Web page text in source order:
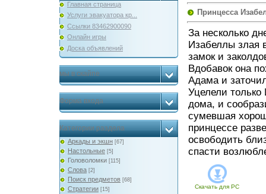
Главная страница
Услуги эвакуатора кр...
Ссылки 83462900090
Онлайн игры
Доска объявлений
мы в скайпе
Форма входа
Категории раздела
Аркады и экшн [67]
Настольные [5]
Головоломки [115]
Слова [2]
Поиск предметов [68]
Стратегии [15]
Принцесса
За несколько
Изабеллы злая
замок и
Вдобавок она
Адама и
Уцелели
дома, и
сумевшая
принцессе
освободить
спасти
Скачать для PC